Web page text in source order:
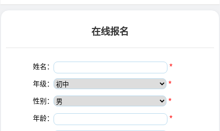
在线报名
姓名： *
年级： *
性别： *
年龄： *